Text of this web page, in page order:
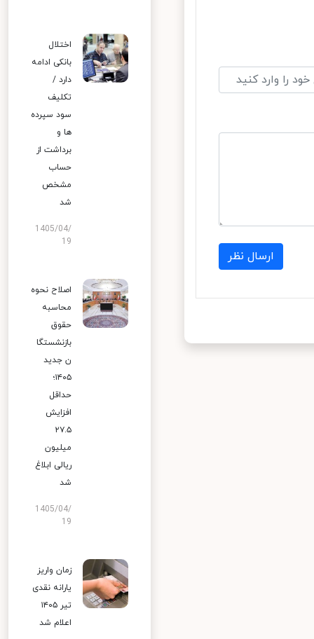
ارسال نظر
اختلال
بانکی ادامه
دارد /
تکلیف
سود سپرده
ها و
برداشت از
حساب
مشخص
شد
1405/04/
19
اصلاح نحوه
محاسبه
حقوق
بازنشستگا
ن جدید
۱۴۰۵؛
حداقل
افزایش
۲۷.۵
میلیون
ریالی ابلاغ
شد
1405/04/
19
زمان واریز
یارانه نقدی
تیر ۱۴۰۵
اعلام شد